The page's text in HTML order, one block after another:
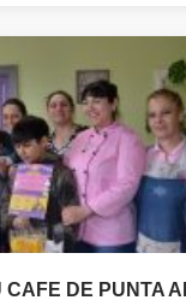
DE PUNTA